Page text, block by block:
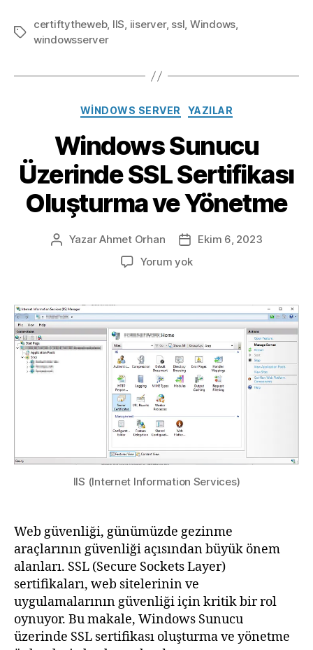
Etiketler
certiftytheweb, IIS, iiserver, ssl, Windows,
windowsserver
Kategoriler
WINDOWS SERVER YAZILAR
Windows Sunucu
Üzerinde SSL Sertifikası
Oluşturma ve Yönetme
Yazının
YazarAhmet Orhan
Yazı
tarihi
Ekim 6, 2023
Yorum yokWindows
SSL
Sertifikası
ve
Yönetme
IIS (Internet Information Services)
Web güvenliği, günümüzde gezinme
araçlarının güvenliği açısından büyük önem
alanları. SSL (Secure Sockets Layer)
sertifikaları, web sitelerinin ve
uygulamalarının güvenliği için kritik bir rol
oynuyor. Bu makale, Windows Sunucu
üzerinde SSL sertifikası oluşturma ve yönetme